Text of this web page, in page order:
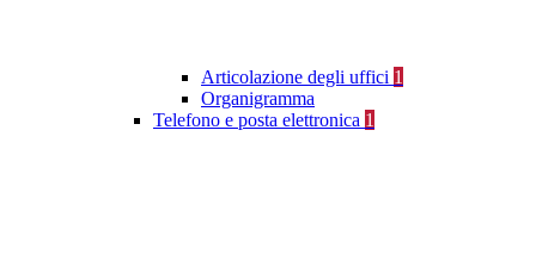
Articolazione degli uffici 1
Organigramma
Telefono e posta elettronica 1